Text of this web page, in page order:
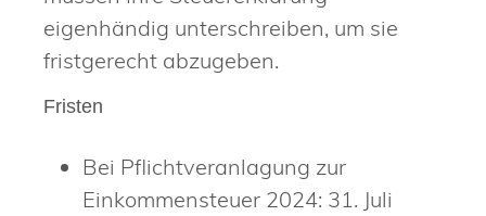
eigenhändig unterschreiben, um sie
fristgerecht abzugeben.
Fristen
Bei Pflichtveranlagung zur
Einkommensteuer 2024: 31. Juli